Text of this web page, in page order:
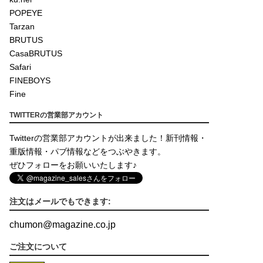
POPEYE
Tarzan
BRUTUS
CasaBRUTUS
Safari
FINEBOYS
Fine
TWITTERの営業部アカウント
Twitterの営業部アカウントが出来ました！新刊情報・
重版情報・パブ情報などをつぶやきます。
ぜひフォローをお願いいたします♪
注文はメールでもできます:
chumon@magazine.co.jp
ご注文について